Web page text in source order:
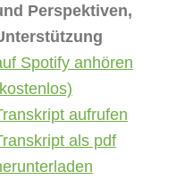
Perspektiven,
Spotify anhören
aufrufen
als pdf